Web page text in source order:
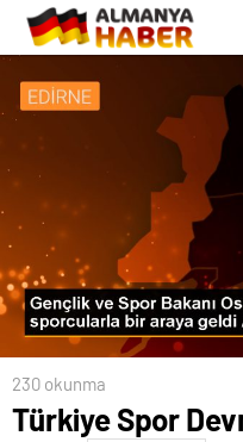
230 okunma
Türkiye Spor